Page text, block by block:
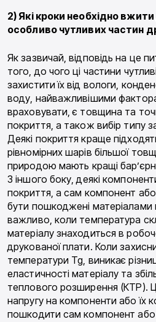
2) Які кроки необхідно
особливо чутливих частин
Як зазвичай, відповідь на це
того, до чого ці частини
захистити їх від вологи,
воду, найважливішими
враховувати, є товщина та
покриття, а також вибір типу
Деякі покриття краще
рівномірних шарів більшої
природою мають кращі
З іншого боку, деякі
покриття, а сам компонент
бути пошкоджені
важливо, коли температура
матеріалу знаходиться в
друкованої плати. Коли
температури Tg, виникає
еластичності матеріалу та
теплового розширення (КТР).
напругу на компоненти або їх
пошкодити сам компонент або